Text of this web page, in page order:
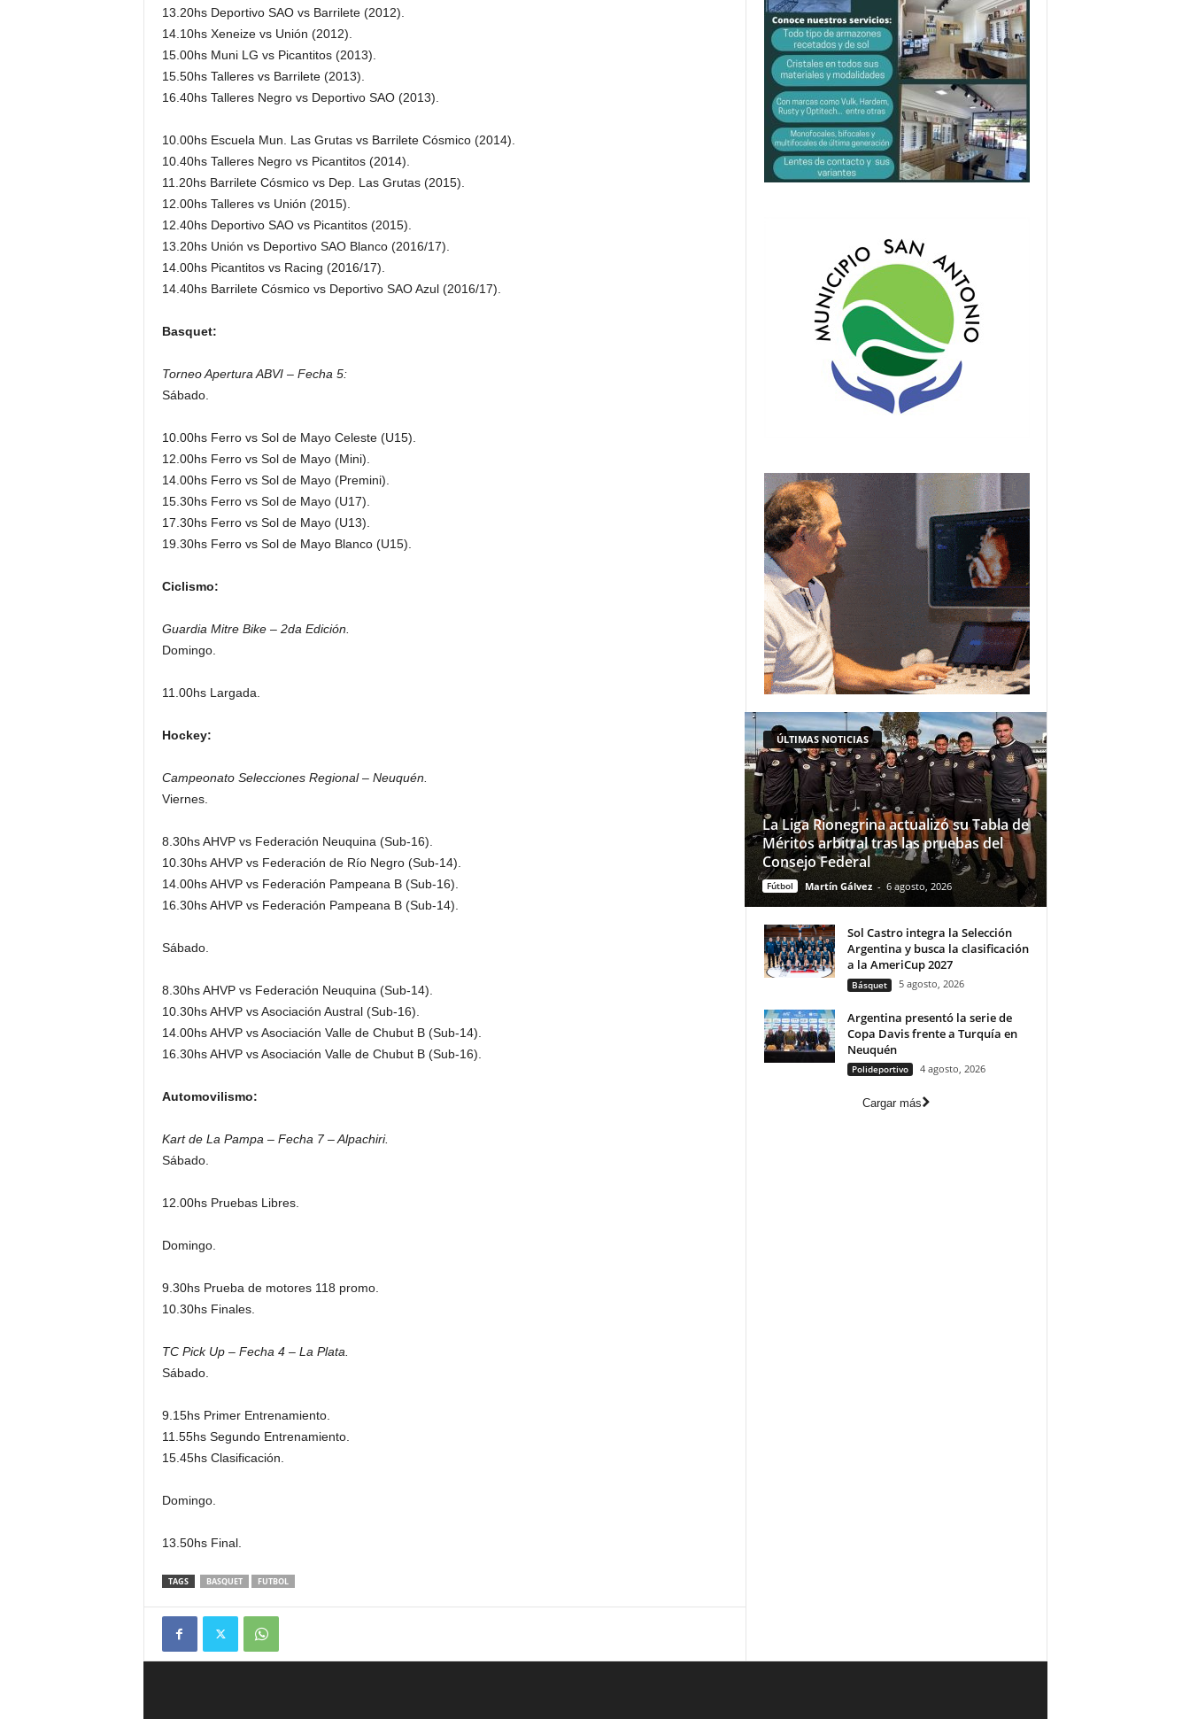
13.20hs Deportivo SAO vs Barrilete (2012).
14.10hs Xeneize vs Unión (2012).
15.00hs Muni LG vs Picantitos (2013).
15.50hs Talleres vs Barrilete (2013).
16.40hs Talleres Negro vs Deportivo SAO (2013).
10.00hs Escuela Mun. Las Grutas vs Barrilete Cósmico (2014).
10.40hs Talleres Negro vs Picantitos (2014).
11.20hs Barrilete Cósmico vs Dep. Las Grutas (2015).
12.00hs Talleres vs Unión (2015).
12.40hs Deportivo SAO vs Picantitos (2015).
13.20hs Unión vs Deportivo SAO Blanco (2016/17).
14.00hs Picantitos vs Racing (2016/17).
14.40hs Barrilete Cósmico vs Deportivo SAO Azul (2016/17).
Basquet:
Torneo Apertura ABVI – Fecha 5:
Sábado.
10.00hs Ferro vs Sol de Mayo Celeste (U15).
12.00hs Ferro vs Sol de Mayo (Mini).
14.00hs Ferro vs Sol de Mayo (Premini).
15.30hs Ferro vs Sol de Mayo (U17).
17.30hs Ferro vs Sol de Mayo (U13).
19.30hs Ferro vs Sol de Mayo Blanco (U15).
Ciclismo:
Guardia Mitre Bike – 2da Edición.
Domingo.
11.00hs Largada.
Hockey:
Campeonato Selecciones Regional – Neuquén.
Viernes.
8.30hs AHVP vs Federación Neuquina (Sub-16).
10.30hs AHVP vs Federación de Río Negro (Sub-14).
14.00hs AHVP vs Federación Pampeana B (Sub-16).
16.30hs AHVP vs Federación Pampeana B (Sub-14).
Sábado.
8.30hs AHVP vs Federación Neuquina (Sub-14).
10.30hs AHVP vs Asociación Austral (Sub-16).
14.00hs AHVP vs Asociación Valle de Chubut B (Sub-14).
16.30hs AHVP vs Asociación Valle de Chubut B (Sub-16).
Automovilismo:
Kart de La Pampa – Fecha 7 – Alpachiri.
Sábado.
12.00hs Pruebas Libres.
Domingo.
9.30hs Prueba de motores 118 promo.
10.30hs Finales.
TC Pick Up – Fecha 4 – La Plata.
Sábado.
9.15hs Primer Entrenamiento.
11.55hs Segundo Entrenamiento.
15.45hs Clasificación.
Domingo.
13.50hs Final.
TAGS BASQUET FUTBOL
ÚLTIMAS NOTICIAS
La Liga Rionegrina actualizó su Tabla de
Méritos arbitral tras las pruebas del
Consejo Federal
Fútbol Martín Gálvez - 6 agosto, 2026
Sol Castro integra la Selección
Argentina y busca la clasificación
a la AmeriCup 2027
Básquet 5 agosto, 2026
Argentina presentó la serie de
Copa Davis frente a Turquía en
Neuquén
Polideportivo 4 agosto, 2026
Cargar más